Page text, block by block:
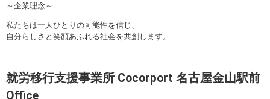
～企業理念～
私たちは一人ひとりの可能性を信じ、
自分らしさと笑顔あふれる社会を共創します。
就労移行支援事業所 Cocorport 名古屋金山駅前
Office